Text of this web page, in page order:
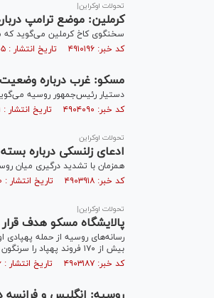
تحولات اوکراین|
کرملین: موضع ترامپ
سخنگوی کاخ کرملین می‌گوید که
کد خبر: ۴۹۱۰۱۹۶ تاریخ انتشار : ۱۴۰۵/۰۵/۰۵
مسکو: غرب درباره
دستیار رئیس‌جمهور روسیه
کد خبر: ۴۹۰۴۰۹۰ تاریخ انتشار : ۱۴۰۵/۰۳/۳۱
تحولات اوکراین
ادعای زلنسکی درباره بسته حمایتی ۲.۵ میلیارد دلاری/ بیش از ۷۰۰
همزمان با تشدید درگیری میان روسیه و
کد خبر: ۴۹۰۳۹۱۸ تاریخ انتشار : ۱۴۰۵/۰۳/۳۰
تحولات اوکراین|
پالایشگاه مسکو هدف قرار گرفت/
رسانه‌های روسیه از حمله
بیش از ۱۷۰ فروند پهپاد را سرنگون کرده است.
کد خبر: ۴۹۰۳۱۸۷ تاریخ انتشار : ۱۴۰۵/۰۳/۲۶